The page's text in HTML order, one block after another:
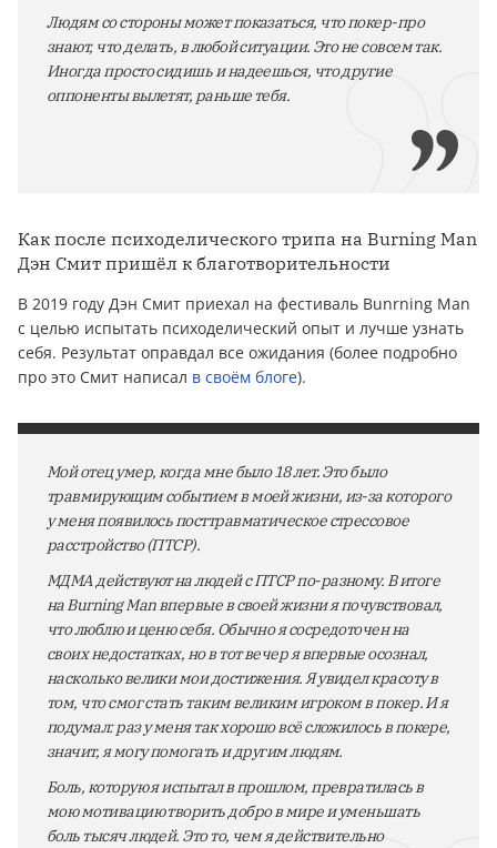
Людям со стороны может показаться, что покер-про
знают, что делать, в любой ситуации. Это не совсем так.
Иногда просто сидишь и надеешься, что другие
оппоненты вылетят, раньше тебя.
Как после психоделического трипа на Burning Man
Дэн Смит пришёл к благотворительности
В 2019 году Дэн Смит приехал на фестиваль Bunrning Man
c целью испытать психоделический опыт и лучше узнать
себя. Результат оправдал все ожидания (более подробно
про это Смит написал в своём блоге).
Мой отец умер, когда мне было 18 лет. Это было
травмирующим событием в моей жизни, из-за которого
у меня появилось посттравматическое стрессовое
расстройство (ПТСР).
МДМА действуют на людей с ПТСР по-разному. В итоге
на Burning Man впервые в своей жизни я почувствовал,
что люблю и ценю себя. Обычно я сосредоточен на
своих недостатках, но в тот вечер я впервые осознал,
насколько велики мои достижения. Я увидел красоту в
том, что смог стать таким великим игроком в покер. И я
подумал: раз у меня так хорошо всё сложилось в покере,
значит, я могу помогать и другим людям.
Боль, которую я испытал в прошлом, превратилась в
мою мотивацию творить добро в мире и уменьшать
боль тысяч людей. Это то, чем я действительно